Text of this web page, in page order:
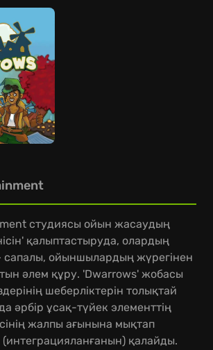
студиясы ойын жасаудың
қалыптастыруда, олардың
сапалы, ойыншылардың жүрегінен
әлем құру. 'Dwarrows' жобасы
шеберліктерін толықтай
әрбір ұсақ-түйек элементтің
жалпы ағынына мықтап
(интеграцияланғанын) қалайды.